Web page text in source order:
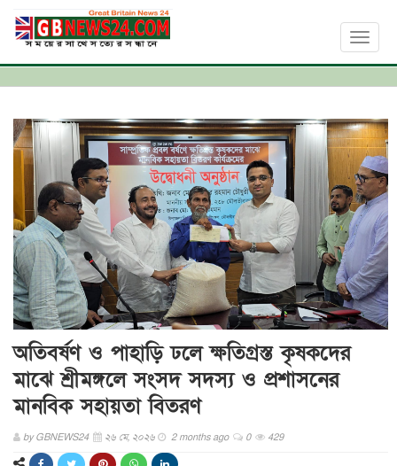
Toggle
অতিবর্ষণ ও পাহাড়ি ঢলে ক্ষতিগ্রস্ত কৃষকদের
মাঝে শ্রীমঙ্গলে সংসদ সদস্য ও প্রশাসনের
মানবিক সহায়তা বিতরণ
byGBNEWS24 ২৬ মে, ২০২৬ 2 months ago 0 429